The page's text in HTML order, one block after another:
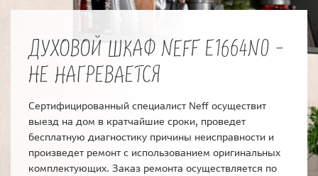
ДУХОВОЙ ШКАФ NEFF E1664N0 -
НЕ НАГРЕВАЕТСЯ
Сертифицированный специалист Neff осуществит
выезд на дом в кратчайшие сроки, проведет
бесплатную диагностику причины неисправности и
произведет ремонт с использованием оригинальных
комплектующих. Заказ ремонта осуществляется по